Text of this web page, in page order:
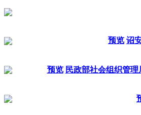
预览 诏
预览 民政部社会组织管